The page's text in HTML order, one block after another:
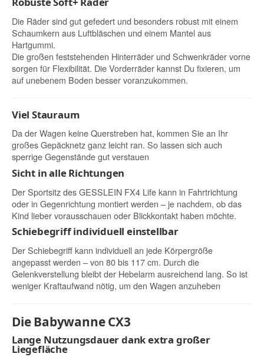
Die Räder sind gut gefedert und besonders robust mit einem
Schaumkern aus Luftbläschen und einem Mantel aus
Hartgummi.
Die großen feststehenden Hinterräder und Schwenkräder vorne
sorgen für Flexibilität. Die Vorderräder kannst Du fixieren, um
auf unebenem Boden besser voranzukommen.
Viel Stauraum
Da der Wagen keine Querstreben hat, kommen Sie an Ihr
großes Gepäcknetz ganz leicht ran. So lassen sich auch
sperrige Gegenstände gut verstauen
Sicht in alle Richtungen
Der Sportsitz des GESSLEIN FX4 Life kann in Fahrtrichtung
oder in Gegenrichtung montiert werden – je nachdem, ob das
Kind lieber vorausschauen oder Blickkontakt haben möchte.
Schiebegriff individuell einstellbar
Der Schiebegriff kann individuell an jede Körpergröße
angepasst werden – von 80 bis 117 cm. Durch die
Gelenkverstellung bleibt der Hebelarm ausreichend lang. So ist
weniger Kraftaufwand nötig, um den Wagen anzuheben
Die Babywanne CX3
Lange Nutzungsdauer dank extra großer
Liegefläche